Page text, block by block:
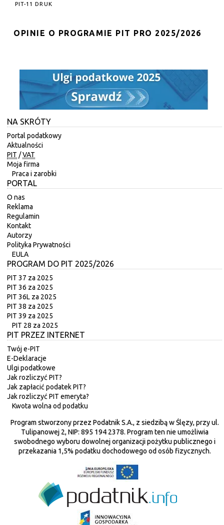
PIT-11 DRUK
OPINIE O PROGRAMIE PIT PRO 2025/2026
NA SKRÓTY
Portal podatkowy
Aktualności
PIT /VAT
Moja firma
Praca i zarobki
PORTAL
O nas
Reklama
Regulamin
Kontakt
Autorzy
Polityka Prywatności
EULA
PROGRAM DO PIT 2025/2026
PIT 37 za 2025
PIT 36 za 2025
PIT 36L za 2025
PIT 38 za 2025
PIT 39 za 2025
PIT 28 za 2025
PIT PRZEZ INTERNET
Twój e-PIT
E-Deklaracje
Ulgi podatkowe
Jak rozliczyć PIT?
Jak zapłacić podatek PIT?
Jak rozliczyć PIT emeryta?
Kwota wolna od podatku
Program stworzony przez Podatnik S.A., z siedzibą w Ślęzy, przy ul.
Tulipanowej 2, NIP: 895 194 2378. Program ten nie umożliwia
swobodnego wyboru dowolnej organizacji pożytku publicznego i
przekazania 1,5% podatku dochodowego od osób fizycznych.